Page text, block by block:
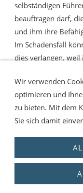
selbständigen
beauftragen darf,
und ihm ihre
Im Schadensfall
dies verlangen,
FIRMEN-INFO
ONLINE-
Copyright since
driving school for
Wir verwenden
optimieren und
zu bieten. Mit dem
Sie sich damit